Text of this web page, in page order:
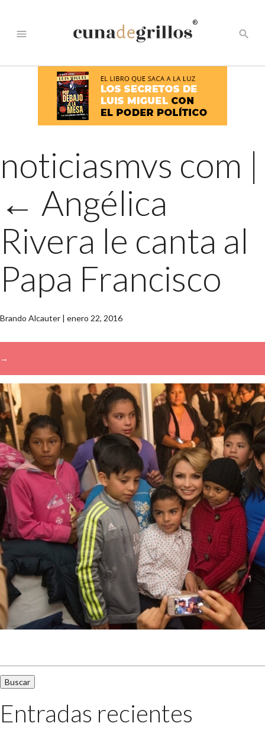
menu
®
search
noticiasmvs com |
← Angélica
Rivera le canta al
Papa Francisco
Brando Alcauter | enero 22, 2016
→
Entradas recientes